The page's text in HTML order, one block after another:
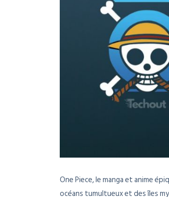
One Piece, le manga et anime
océans tumultueux et des îles